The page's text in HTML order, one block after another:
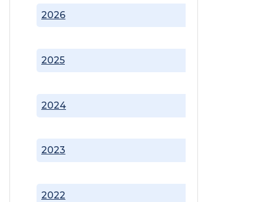
2022
2023
2024
2025
2026